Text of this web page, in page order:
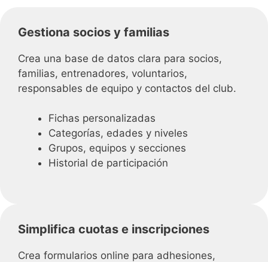
Gestiona socios y familias
Crea una base de datos clara para socios,
familias, entrenadores, voluntarios,
responsables de equipo y contactos del club.
Fichas personalizadas
Categorías, edades y niveles
Grupos, equipos y secciones
Historial de participación
Simplifica cuotas e inscripciones
Crea formularios online para adhesiones,